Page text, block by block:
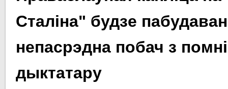
Сталіна" будзе
непасрэдна побач з
дыктатару